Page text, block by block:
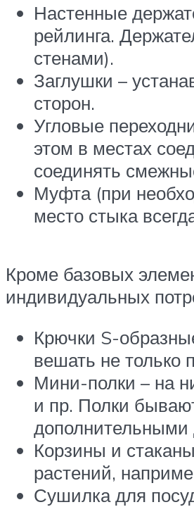
Настенные
рейлинга.
стенами).
Заглушки –
сторон.
Угловые
этом в местах
соединять
Муфта (при
место стыка
Кроме базовых
индивидуальных
Крючки S-
вешать не только
Мини-полки – на
и пр. Полки
дополнительными
Корзины и
растений,
Сушилка для